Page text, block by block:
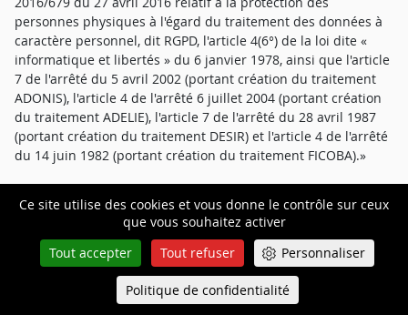
Ce site utilise des cookies et vous donne le contrôle sur ceux
que vous souhaitez activer
Tout accepter
Tout refuser Personnaliser
Politique de confidentialité
personnes physiques à l'égard du traitement des données à
caractère personnel, dit RGPD, l'article 4(6°) de la loi dite «
informatique et libertés » du 6 janvier 1978, ainsi que l'article
7 de l'arrêté du 5 avril 2002 (portant création du traitement
ADONIS), l'article 4 de l'arrêté 6 juillet 2004 (portant création
du traitement ADELIE), l'article 7 de l'arrêté du 28 avril 1987
(portant création du traitement DESIR) et l'article 4 de l'arrêté
du 14 juin 1982 (portant création du traitement FICOBA).»
31. En premier lieu, le juge des libertés et de la détention ne
peut être considéré comme un tiers non autorisé au sens des
articles 5 (1) (f) du RGPD et 4(6°) de la loi n° 78-17 du 6 janvier
Queue-Fair